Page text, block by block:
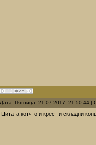
Дата: Пятница, 21.07.2017, 21:50:44
Цитата котчто и крест и складни